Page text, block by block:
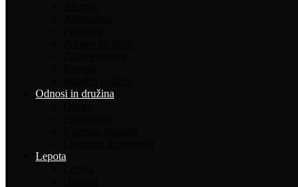
Odnosi in družina
Lepota